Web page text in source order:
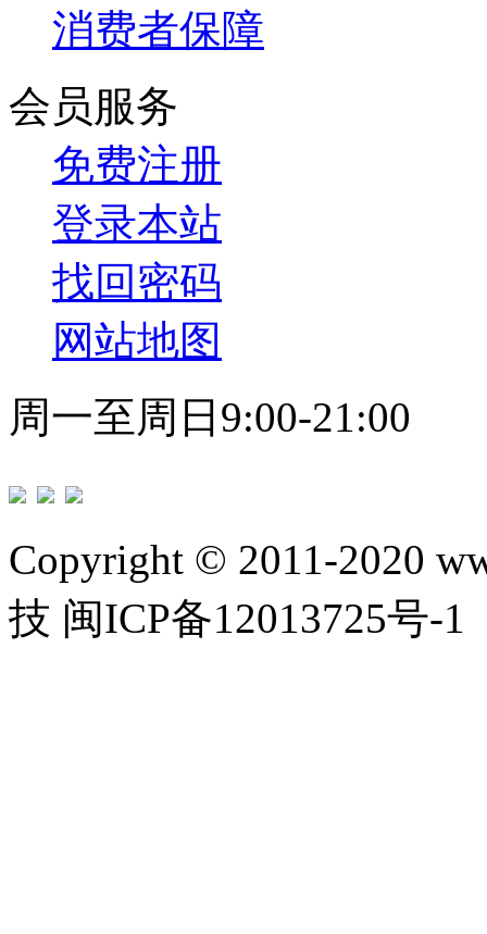
消费者保障
会员服务
免费注册
登录本站
找回密码
网站地图
周一至周日9:00-21:00
Copyright © 2011-2020
技 闽ICP备12013725号-1